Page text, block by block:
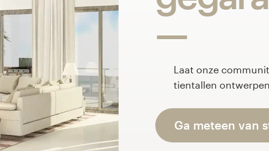
Laat onze
tientallen
Ga meteen van